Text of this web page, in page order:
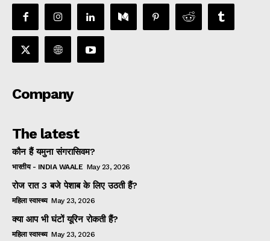
Company
The latest
कौन हैं यमुना संगरासिवम?
भारतीय - INDIA WAALE May 23, 2026
रोज रात 3 बजे पेशाब के लिए उठती हैं?
महिला स्वास्थ्य May 23, 2026
क्या आप भी घंटों यूरिन रोकती हैं?
महिला स्वास्थ्य May 23, 2026